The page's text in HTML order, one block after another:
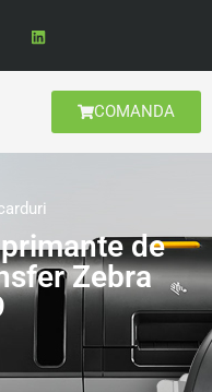
COMANDA
de
Zebra